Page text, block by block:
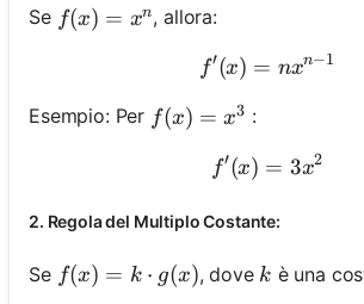
Se f(x)=x^n
f(x) = xn, allora:
f′(x) = nxn−1
Esempio: Per f(x)=x^3
f(x) = x3 :
f′(x) = 3x2
2. Regola del Multiplo Costante:
Se f(x)=k \cdot g(x)
f(x) = k ⋅ g(x), dove k
k è una